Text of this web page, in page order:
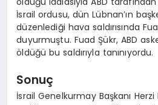
İsrail ordusu, dün Lübnan’ın
düzenlediği hava saldırısında
duyurmuştu. Fuad Şükr, ABD
öldüğü bu saldırıyla tanınıyordu.
Sonuç
İsrail Genelkurmay Başkanı Herzi